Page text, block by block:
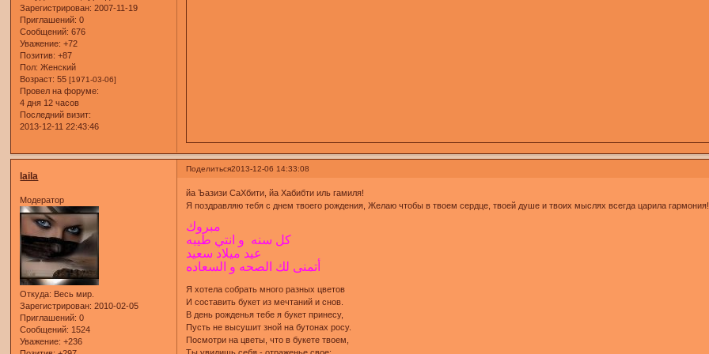
Зарегистрирован: 2007-11-19
Приглашений: 0
Сообщений: 676
Уважение: +72
Позитив: +87
Пол: Женский
Возраст: 55[1971-03-06]
Провел на форуме:
4 дня 12 часов
Последний визит:
2013-12-11 22:43:46
Поделиться2013-12-06 14:33:08
laila
Модератор
Откуда: Весь мир.
Зарегистрирован: 2010-02-05
Приглашений: 0
Сообщений: 1524
Уважение: +236
йа Ъазизи СаХбити, йа Хабибти иль гамиля!
Я поздравляю тебя с днем твоего рождения, Желаю чтобы в твоем сердце, твоей душе и твоих мыслях всегда царила
مبروك
كل سنه و انتي طيبه
عيد ميلاد سعيد
أتمنى لك الصحه و السعاده
Я хотела собрать много разных цветов
И составить букет из мечтаний и снов.
В день рожденья тебе я букет принесу,
Пусть не высушит зной на бутонах росу.
Посмотри на цветы, что в букете твоем,